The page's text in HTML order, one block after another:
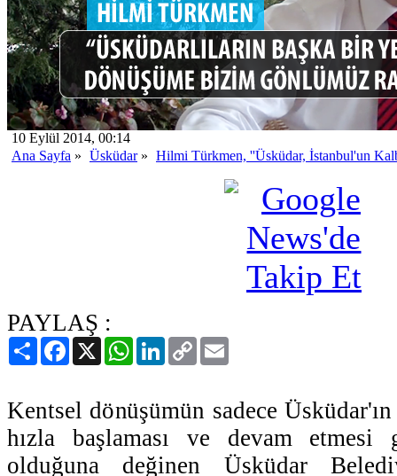
10 Eylül 2014, 00:14
Ana Sayfa » Üsküdar» Hilmi Türkmen, ''Üsküdar, İstanbul'un
PAYLAŞ :
PaylaşFacebook
X WhatsAppLinkedIn
Copy
Link
Kentsel dönüşümün sadece
hızla başlaması ve devam etmesi
olduğuna değinen Üsküdar